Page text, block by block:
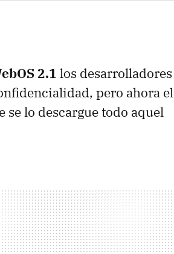
2.1 los desarrolladores
pero ahora el
se lo descargue todo aquel